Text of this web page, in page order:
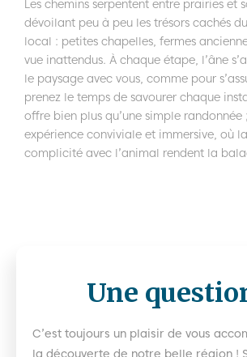
Les chemins serpentent entre prairies et
dévoilant peu à peu les trésors cachés
local : petites chapelles, fermes
vue inattendus. À chaque étape, l’âne
le paysage avec vous, comme pour
prenez le temps de savourer chaque
offre bien plus qu’une simple randonnée
expérience conviviale et immersive, où
complicité avec l’animal rendent la
Une
C’est toujours un plaisir de vous
la découverte de notre belle région !